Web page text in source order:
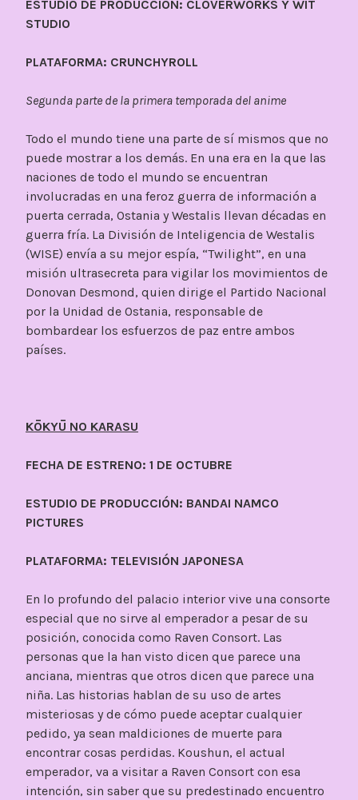
ESTUDIO DE PRODUCCIÓN: CLOVERWORKS Y WIT
STUDIO
PLATAFORMA: CRUNCHYROLL
Segunda parte de la primera temporada del anime
Todo el mundo tiene una parte de sí mismos que no
puede mostrar a los demás. En una era en la que las
naciones de todo el mundo se encuentran
involucradas en una feroz guerra de información a
puerta cerrada, Ostania y Westalis llevan décadas en
guerra fría. La División de Inteligencia de Westalis
(WISE) envía a su mejor espía, “Twilight”, en una
misión ultrasecreta para vigilar los movimientos de
Donovan Desmond, quien dirige el Partido Nacional
por la Unidad de Ostania, responsable de
bombardear los esfuerzos de paz entre ambos
países.
KŌKYŪ NO KARASU
FECHA DE ESTRENO: 1 DE OCTUBRE
ESTUDIO DE PRODUCCIÓN: BANDAI NAMCO
PICTURES
PLATAFORMA: TELEVISIÓN JAPONESA
En lo profundo del palacio interior vive una consorte
especial que no sirve al emperador a pesar de su
posición, conocida como Raven Consort. Las
personas que la han visto dicen que parece una
anciana, mientras que otros dicen que parece una
niña. Las historias hablan de su uso de artes
misteriosas y de cómo puede aceptar cualquier
pedido, ya sean maldiciones de muerte para
encontrar cosas perdidas. Koushun, el actual
emperador, va a visitar a Raven Consort con esa
intención, sin saber que su predestinado encuentro